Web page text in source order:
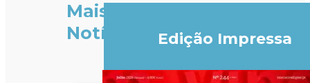
Mais
Notícias
Edição Impressa